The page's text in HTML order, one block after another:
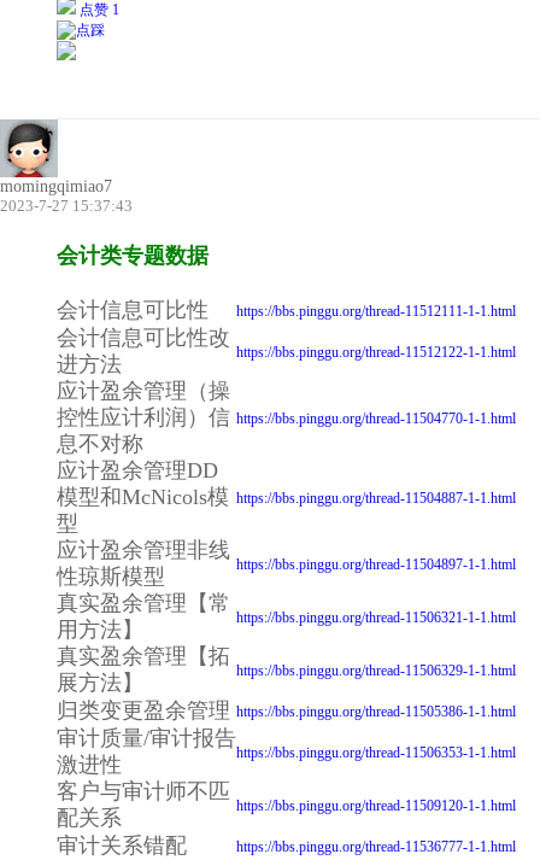
点赞 1
momingqimiao7
2023-7-27 15:37:43
会计类专题数据
会计信息可比性 https://bbs.pinggu.org/thread-11512111-1-1.html
会计信息可比性改
进方法
https://bbs.pinggu.org/thread-11512122-1-1.html
应计盈余管理（操
控性应计利润）信
息不对称
https://bbs.pinggu.org/thread-11504770-1-1.html
应计盈余管理DD
模型和McNicols模
型
https://bbs.pinggu.org/thread-11504887-1-1.html
应计盈余管理非线
性琼斯模型
https://bbs.pinggu.org/thread-11504897-1-1.html
真实盈余管理【常
用方法】
https://bbs.pinggu.org/thread-11506321-1-1.html
真实盈余管理【拓
展方法】
https://bbs.pinggu.org/thread-11506329-1-1.html
归类变更盈余管理 https://bbs.pinggu.org/thread-11505386-1-1.html
审计质量/审计报告
激进性
https://bbs.pinggu.org/thread-11506353-1-1.html
客户与审计师不匹
配关系
https://bbs.pinggu.org/thread-11509120-1-1.html
审计关系错配 https://bbs.pinggu.org/thread-11536777-1-1.html